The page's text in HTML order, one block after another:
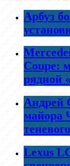
Арбуз
Coupe:
рядной
Андрей
майора
Lexus